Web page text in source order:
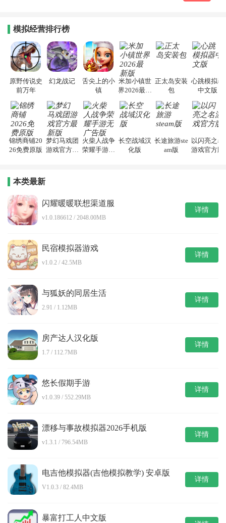
模拟经营排行榜
原野传说史
前万年
幻龙战记
舌尖上的小
镇
米加小镇世
界2026最新
正太岛安装
包
心跳模拟器
中文版
锦绣商铺20
26免费原版
梦幻马戏团
游戏官方最
火柴人战争
荣耀手游无
长空战域汉
化版
长途旅游ste
am版
以闪亮之名
游戏官方版
本类最新
闪耀暖暖联想渠道服
v1.0.186612 / 2048.00MB
详情
民宿模拟器游戏
v1.0.2 / 42.5MB
详情
与狐妖的同居生活
2.91 / 1.12MB
详情
房产达人汉化版
1.7 / 112.7MB
详情
悠长假期手游
v1.0.39 / 552.29MB
详情
漂移与事故模拟器2026手机版
v1.3.1 / 796.54MB
详情
电吉他模拟器(吉他模拟教学) 安卓版
V1.0.3 / 82.4MB
详情
暴富打工人中文版